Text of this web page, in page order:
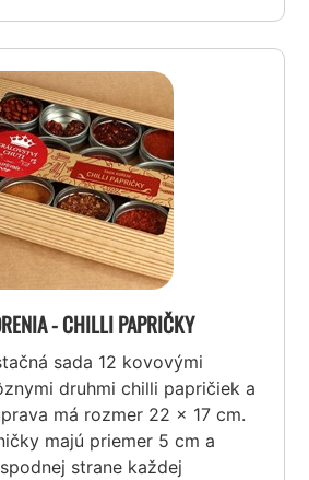
- CHILLI PAPRIČKY
sada 12 kovovými
druhmi chilli papričiek a
má rozmer 22 x 17 cm.
majú priemer 5 cm a
strane každej